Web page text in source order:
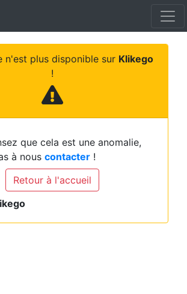
n'est plus disponible sur Klikego
!
que cela est une anomalie,
à nous contacter !
Retour à l'accueil